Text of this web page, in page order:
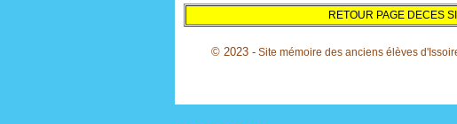
RETOUR PAGE DECES
© 2023 - Site mémoire des anciens élèves